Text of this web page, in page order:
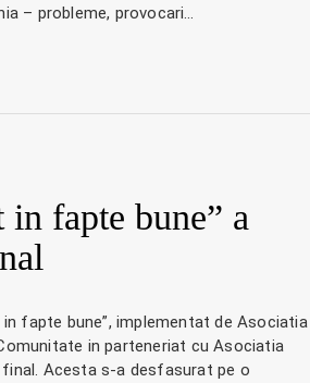
– probleme, provocari…
in fapte bune” a
fapte bune”, implementat de Asociatia
in parteneriat cu Asociatia
final. Acesta s-a desfasurat pe o